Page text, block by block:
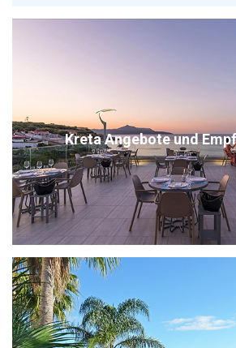
Kreta Angebote und